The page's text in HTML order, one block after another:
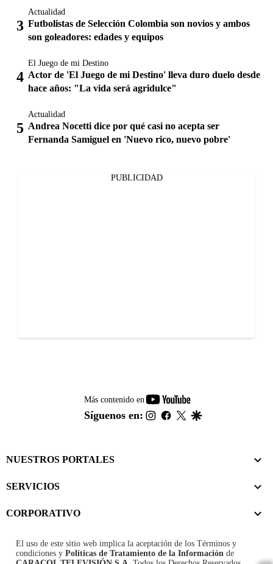
Actualidad
Futbolistas de Selección Colombia son novios y ambos
son goleadores: edades y equipos
El Juego de mi Destino
Actor de 'El Juego de mi Destino' lleva duro duelo desde
hace años: "La vida será agridulce"
Actualidad
Andrea Nocetti dice por qué casi no acepta ser
Fernanda Samiguel en 'Nuevo rico, nuevo pobre'
PUBLICIDAD
Más contenido en
youtube-
footer
Síguenos en: instagram
facebook
twitter
NUESTROS PORTALES
SERVICIOS
CORPORATIVO
El uso de este sitio web implica la aceptación de los Términos y
condiciones y Políticas de Tratamiento de la Información de